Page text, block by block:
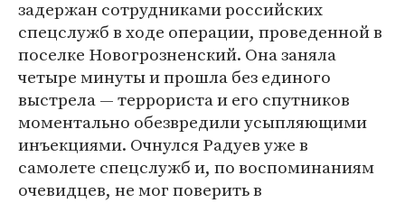
задержан сотрудниками российских
спецслужб в ходе операции, проведенной в
поселке Новогрозненский. Она заняла
четыре минуты и прошла без единого
выстрела — террориста и его спутников
моментально обезвредили усыпляющими
инъекциями. Очнулся Радуев уже в
самолете спецслужб и, по воспоминаниям
очевидцев, не мог поверить в